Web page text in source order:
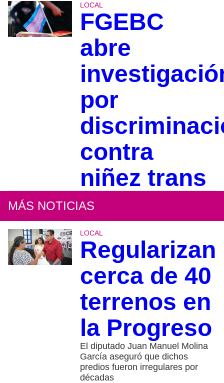
LOCAL
FGEBC
abre
por
contra
niñez trans
MÁS NOTICIAS
LOCAL
Regularizan
cerca de 40
terrenos en
la Progreso
El diputado Juan Manuel Molina
García aseguró que dichos
predios fueron irregulares por
décadas